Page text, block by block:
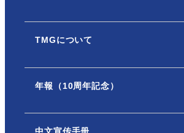
TMGについて
年報（10周年記念）